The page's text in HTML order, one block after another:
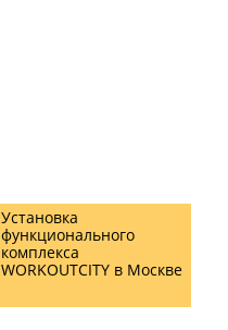
Установка
функционального
комплекса
WORKOUTCITY в Москве